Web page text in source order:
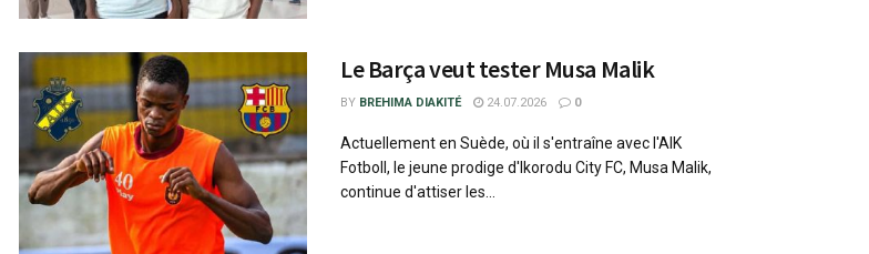
Le Barça veut tester Musa Malik
BY BREHIMA DIAKITÉ 24.07.2026 0
Actuellement en Suède, où il s'entraîne avec l'AIK
Fotboll, le jeune prodige d'Ikorodu City FC, Musa Malik,
continue d'attiser les...